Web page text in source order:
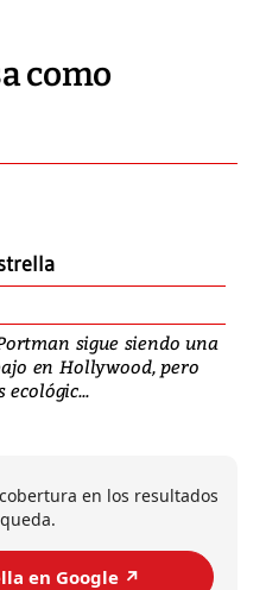
como
sigue siendo una
en Hollywood, pero
en los resultados
en Google ↗️